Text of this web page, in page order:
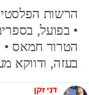
הרשות
• בפועל,
הטרור חמאס •
בעזה, ודווקא
דני זקן